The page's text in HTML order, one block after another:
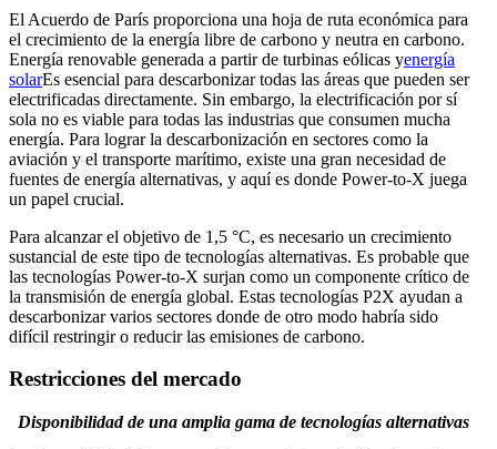
El Acuerdo de París proporciona una hoja de ruta económica para
el crecimiento de la energía libre de carbono y neutra en carbono.
Energía renovable generada a partir de turbinas eólicas yenergía
solarEs esencial para descarbonizar todas las áreas que pueden ser
electrificadas directamente. Sin embargo, la electrificación por sí
sola no es viable para todas las industrias que consumen mucha
energía. Para lograr la descarbonización en sectores como la
aviación y el transporte marítimo, existe una gran necesidad de
fuentes de energía alternativas, y aquí es donde Power-to-X juega
un papel crucial.
Para alcanzar el objetivo de 1,5 °C, es necesario un crecimiento
sustancial de este tipo de tecnologías alternativas. Es probable que
las tecnologías Power-to-X surjan como un componente crítico de
la transmisión de energía global. Estas tecnologías P2X ayudan a
descarbonizar varios sectores donde de otro modo habría sido
difícil restringir o reducir las emisiones de carbono.
Restricciones del mercado
Disponibilidad de una amplia gama de tecnologías alternativas